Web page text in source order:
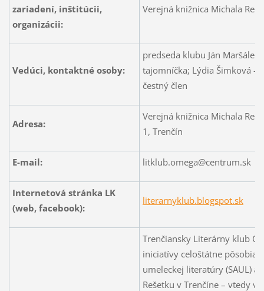
zariadení, inštitúcii,
organizácii:
Verejná knižnica Michala
Vedúci, kontaktné osoby:
predseda klubu Ján Maršálek,
tajomníčka; Lýdia Šimková –
čestný člen
Adresa:
Verejná knižnica Michala
1, Trenčín
E-mail: litklub.omega@centrum.sk
Internetová stránka LK
(web, facebook):
literarnyklub.blogspot.sk
Trenčiansky Literárny klub
iniciatívy celoštátne
umeleckej literatúry (SAUL) a
Rešetku v Trenčíne – vtedy